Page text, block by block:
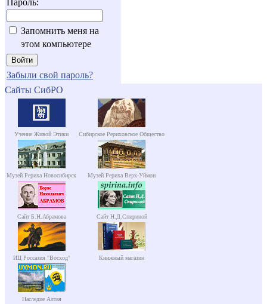
Запомнить меня на
этом компьютере
Забыли свой пароль?
Сайты СибРО
Учение Живой Этики Сибирское Рериховское Общество
Музей Рериха Новосибирск Музей Рериха Верх-Уймон
Сайт Б.Н.Абрамова Сайт Н.Д.Спириной
ИЦ Россазия "Восход" Книжный магазин
Наследие Алтая